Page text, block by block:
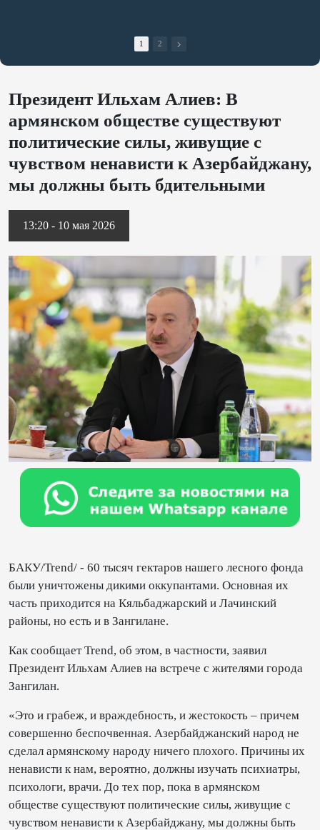
1 2
Президент Ильхам Алиев: В
армянском обществе существуют
политические силы, живущие с
чувством ненависти к Азербайджану,
мы должны быть бдительными
13:20 - 10 мая 2026
БАКУ/Trend/ - 60 тысяч гектаров нашего лесного фонда
были уничтожены дикими оккупантами. Основная их
часть приходится на Кяльбаджарский и Лачинский
районы, но есть и в Зангилане.
Как сообщает Trend, об этом, в частности, заявил
Президент Ильхам Алиев на встрече с жителями города
Зангилан.
«Это и грабеж, и враждебность, и жестокость – причем
совершенно беспочвенная. Азербайджанский народ не
сделал армянскому народу ничего плохого. Причины их
ненависти к нам, вероятно, должны изучать психиатры,
психологи, врачи. До тех пор, пока в армянском
обществе существуют политические силы, живущие с
чувством ненависти к Азербайджану, мы должны быть